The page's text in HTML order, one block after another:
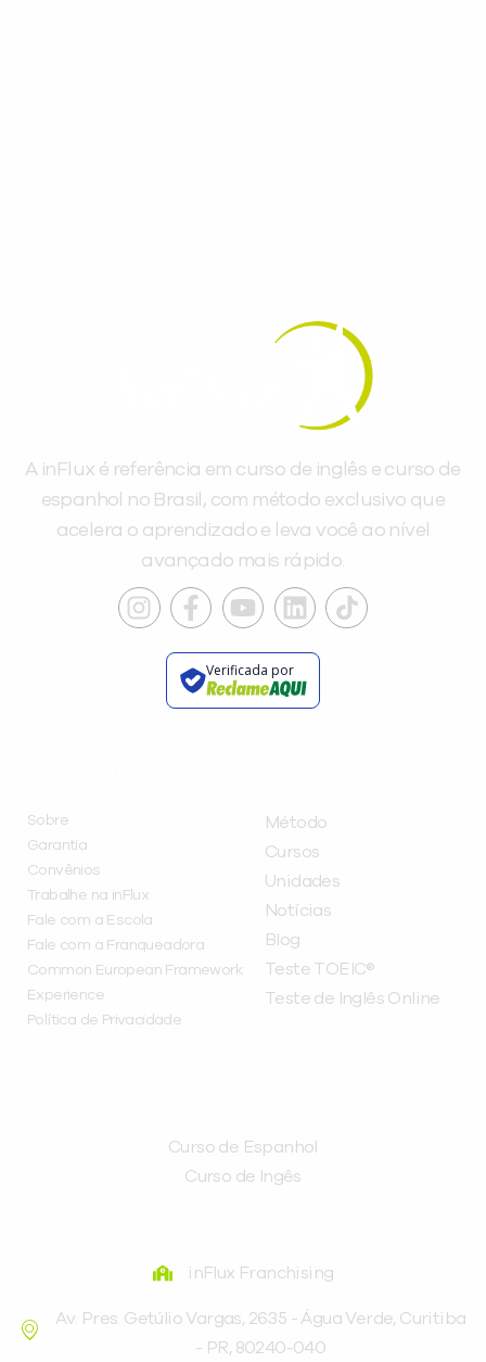
A inFlux é referência em curso de inglês e curso de
espanhol no Brasil, com método exclusivo que
acelera o aprendizado e leva você ao nível
avançado mais rápido.
Verificada por
Sobre
Garantia
Convênios
Trabalhe na inFlux
Fale com a Escola
Fale com a Franqueadora
Common European Framework
Experience
Política de Privacidade
Método
Cursos
Unidades
Notícias
Blog
Teste TOEIC®
Teste de Inglês Online
Curso de Espanhol
Curso de Ingês
inFlux Franchising
Av. Pres. Getúlio Vargas, 2635 - Água Verde, Curitiba
- PR, 80240-040